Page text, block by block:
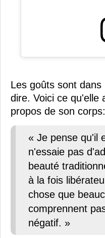
Les goûts sont
dire. Voici ce qu'elle
propos de son corps:
« Je pense qu'il
n'essaie pas
beauté
à la fois
chose que
comprennent
négatif. »